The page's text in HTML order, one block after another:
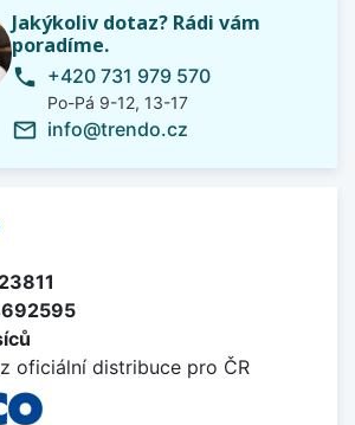
Jakýkoliv dotaz? Rádi vám
poradíme.
phone +420 731 979 570
Po-Pá 9-12, 13-17
mail_outline info@trendo.cz
oficiální distribuce pro ČR